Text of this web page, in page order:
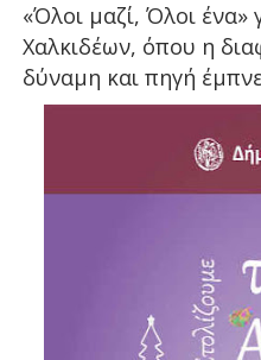
«Όλοι μαζί, Όλοι ένα»
Χαλκιδέων, όπου η
δύναμη και πηγή